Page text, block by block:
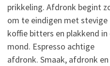
prikkeling. Afdronk begint
om te eindigen met stevige
koffie bitters en plakkend in
mond. Espresso achtige
afdronk. Smaak, afdronk en